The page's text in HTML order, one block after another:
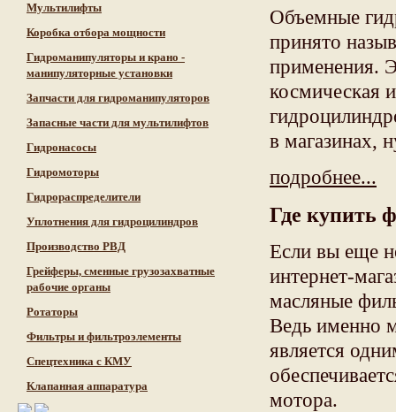
Мультилифты
Коробка отбора мощности
Гидроманипуляторы и крано -
манипуляторные установки
Запчасти для гидроманипуляторов
Запасные части для мультилифтов
Гидронасосы
Гидромоторы
Гидрораспределители
Уплотнения для гидроцилиндров
Производство РВД
Грейферы, сменные грузозахватные
рабочие органы
Ротаторы
Фильтры и фильтроэлементы
Cпецтехника с КМУ
Клапанная аппаратура
Объемные
принято
применения.
космическая
в магазинах,
подробнее...
Где купить
Если вы еще
интернет-
масляные
Ведь именно
является
мотора.